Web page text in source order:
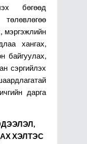
бөгөөд
мэргэжлийн
хангах,
байгуулах,
сэргийлэх
дарга
ХЭЛТЭС